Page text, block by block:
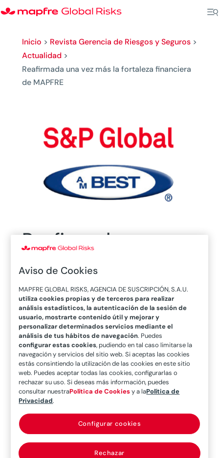
Inicio > Revista Gerencia de Riesgos y Seguros>
Actualidad >
Reafirmada una vez más la fortaleza financiera
de MAPFRE
Reafirmada una vez
más la fortaleza
financiera de
MAPFRE
23/12/2017
Aviso de Cookies
MAPFRE GLOBAL RISKS, AGENCIA DE SUSCRIPCIÓN, S.A.U.
utiliza cookies propias y de terceros para realizar
análisis estadísticos, la autenticación de la sesión de
usuario, mostrarte contenido útil y mejorar y
personalizar determinados servicios mediante el
análisis de tus hábitos de navegación. Puedes
configurar estas cookies, pudiendo en tal caso limitarse la
navegación y servicios del sitio web. Si aceptas las cookies
estás consintiendo la utilización de las cookies en este sitio
web. Puedes aceptar todas las cookies, configurarlas o
rechazar su uso. Si deseas más información, puedes
consultar nuestraPolítica de Cookiesy a laPolítica de
Privacidad.
Rechazar
Configurar cookies